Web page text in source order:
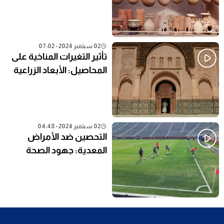
02 سبتمبر 2024 - 07:02
تأثير التغيرات المناخية على
المحاصيل: الأبعاد الزراعية
02 سبتمبر 2024 - 04:48
التحصين ضد الأمراض
المعدية: جهود الصحة